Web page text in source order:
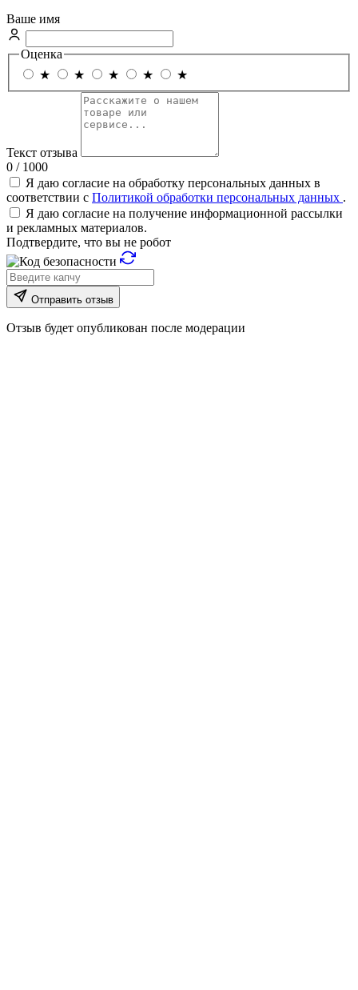
Ваше имя
Оценка
★
★ ★ ★ ★
Текст отзыва
0 / 1000
Я даю согласие на обработку персональных данных в
соответствии с Политикой обработки персональных данных .
Я даю согласие на получение информационной рассылки
и рекламных материалов.
Подтвердите, что вы не робот
Отправить отзыв
Отзыв будет опубликован после модерации